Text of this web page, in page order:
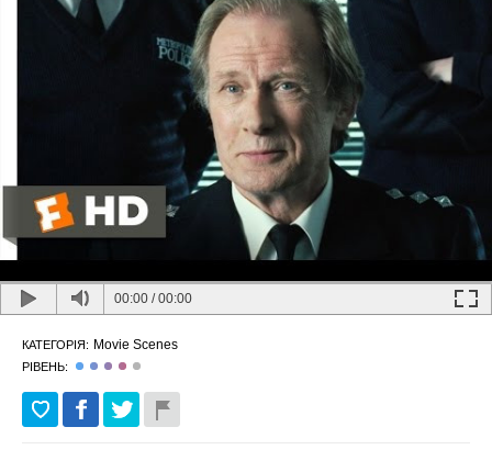
00:00 /00:00
КАТЕГОРІЯ: Movie Scenes
РІВЕНЬ: